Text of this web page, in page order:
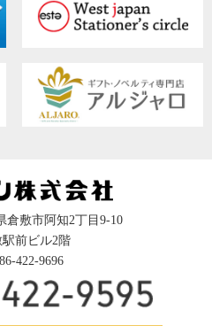
倉敷市阿知2丁目9-10
駅前ビル2階
422-9696